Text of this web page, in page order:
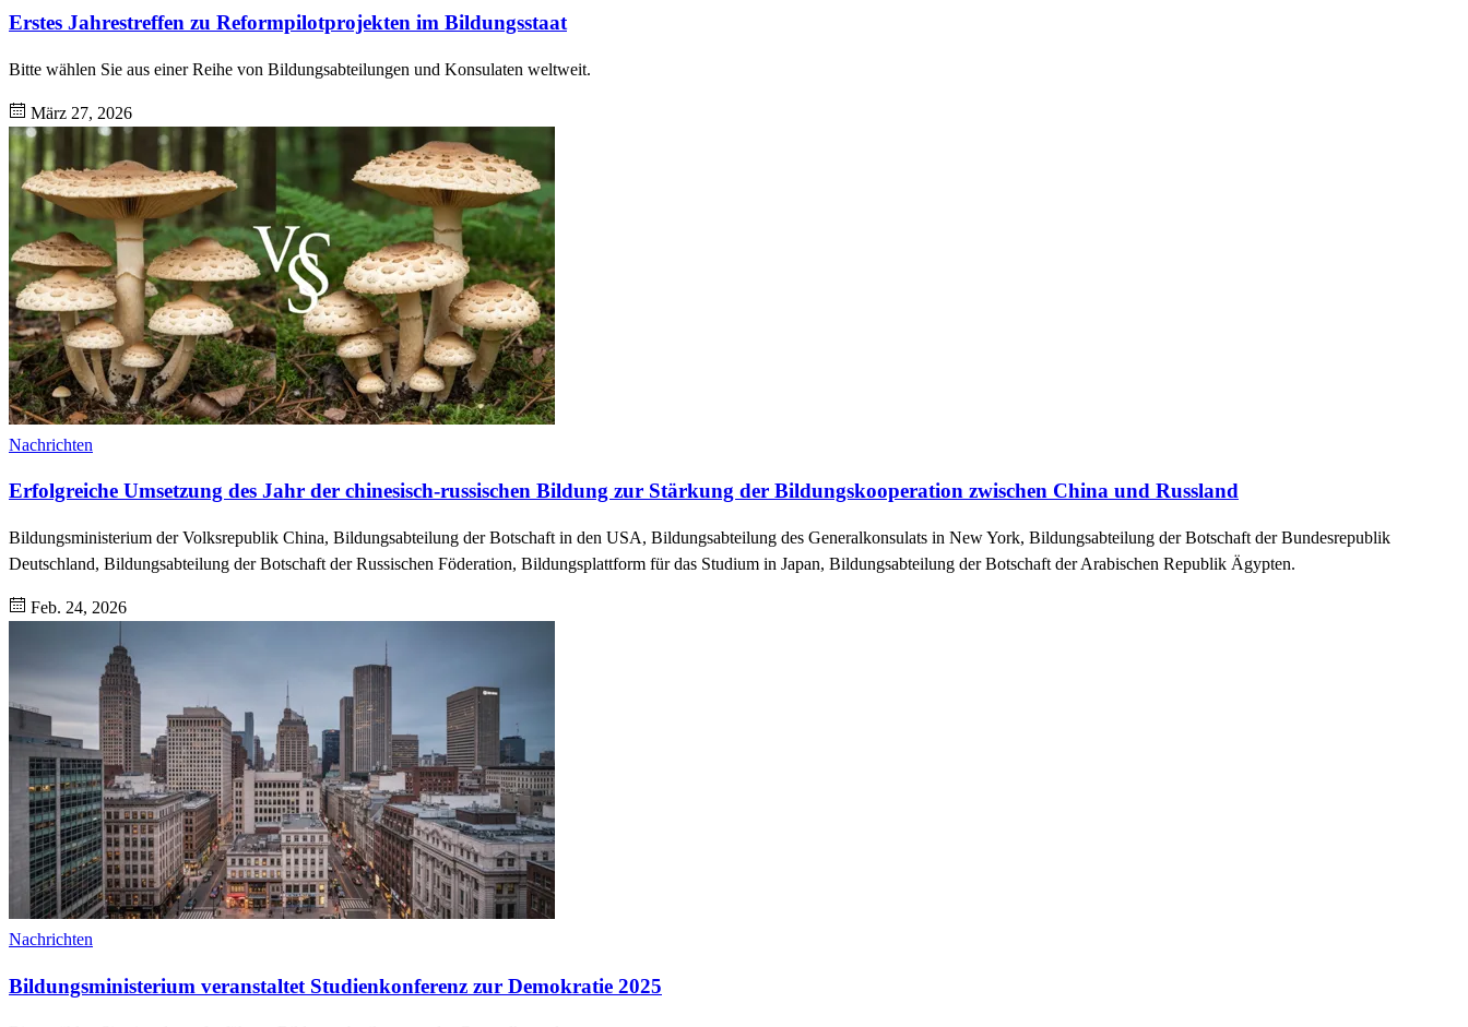
Erstes Jahrestreffen zu Reformpilotprojekten im Bildungsstaat
Bitte wählen Sie aus einer Reihe von Bildungsabteilungen und Konsulaten weltweit.
März 27, 2026
Nachrichten
Erfolgreiche Umsetzung des Jahr der chinesisch-russischen Bildung zur Stärkung der Bildungskooperation zwischen China und Russland
Bildungsministerium der Volksrepublik China, Bildungsabteilung der Botschaft in den USA, Bildungsabteilung des Generalkonsulats in New York, Bildungsabteilung der Botschaft der Bundesrepublik
Deutschland, Bildungsabteilung der Botschaft der Russischen Föderation, Bildungsplattform für das Studium in Japan, Bildungsabteilung der Botschaft der Arabischen Republik Ägypten.
Feb. 24, 2026
Nachrichten
Bildungsministerium veranstaltet Studienkonferenz zur Demokratie 2025